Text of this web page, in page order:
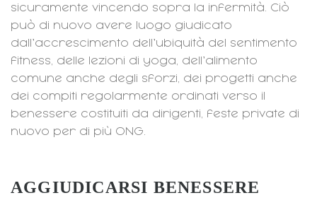
sicuramente vincendo sopra la infermità. Ciò
può di nuovo avere luogo giudicato
dall’accrescimento dell’ubiquità del sentimento
fitness, delle lezioni di yoga, dell’alimento
comune anche degli sforzi, dei progetti anche
dei compiti regolarmente ordinati verso il
benessere costituiti da dirigenti, feste private di
nuovo per di più ONG.
AGGIUDICARSI BENESSERE